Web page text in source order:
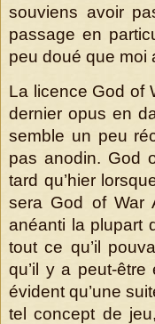
souviens avoir
passage en
peu doué que moi
La licence God of
dernier opus en
semble un peu
pas anodin. God
tard qu’hier
sera God of War
anéanti la plupart
tout ce qu’il
qu’il y a peut-
évident qu’une
tel concept de